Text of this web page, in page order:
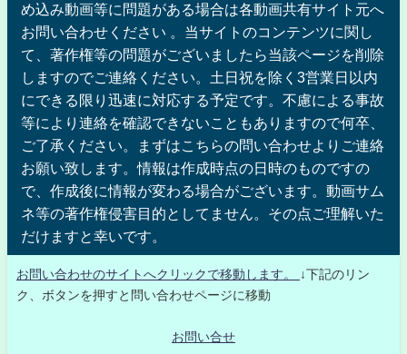
め込み動画等に問題がある場合は各動画共有サイト元へ
お問い合わせください 。当サイトのコンテンツに関し
て、著作権等の問題がございましたら当該ページを削除
しますのでご連絡ください。土日祝を除く3営業日以内
にできる限り迅速に対応する予定です。不慮による事故
等により連絡を確認できないこともありますので何卒、
ご了承ください。まずはこちらの問い合わせよりご連絡
お願い致します。情報は作成時点の日時のものですの
で、作成後に情報が変わる場合がございます。動画サム
ネ等の著作権侵害目的としてません。その点ご理解いた
だけますと幸いです。
お問い合わせのサイトへクリックで移動します。
↓下記のリン
ク、ボタンを押すと問い合わせページに移動
お問い合せ